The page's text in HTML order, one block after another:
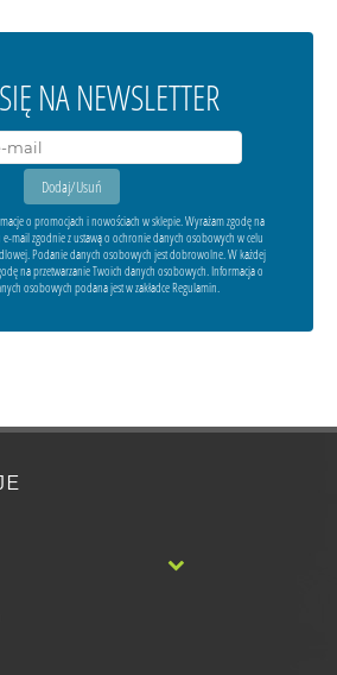
NA NEWSLETTER
o promocjach i nowościach w sklepie. Wyrażam zgodę na
mail zgodnie z ustawą o ochronie danych osobowych w celu
Podanie danych osobowych jest dobrowolne. W każdej
na przetwarzanie Twoich danych osobowych. Informacja o
osobowych podana jest w zakładce Regulamin.